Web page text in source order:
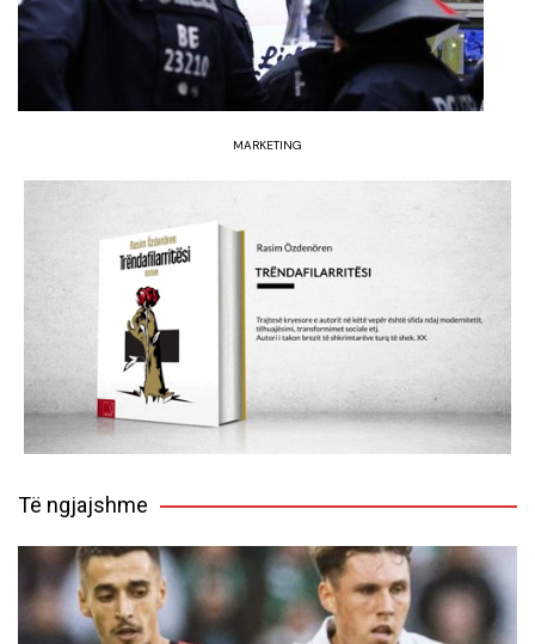
MARKETING
Të ngjajshme